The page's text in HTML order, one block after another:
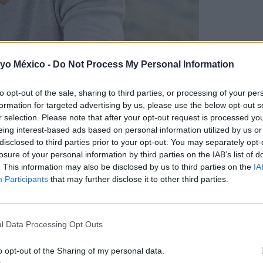
México - Do Not Process My Personal Information
opt-out of the sale, sharing to third parties, or processing of your
for targeted advertising by us, please use the below opt-out
selection. Please note that after your opt-out request is processed
interest-based ads based on personal information utilized by us
to third parties prior to your opt-out. You may separately
of your personal information by third parties on the IAB’s list of
This information may also be disclosed by us to third parties on the
Participants that may further disclose it to other third parties.
Data Processing Opt Outs
opt-out of the Sharing of my personal data.
con una entrega de obsequios confeccionados
difundir en los medios de comunicación de la época:
lo conocemos hoy en día.
y yo te damos un consejo y es que hagas partícipes a
papá:un dibujo, una manualidad, un escrito... Los regalos
otro regalo, que no tiene que ser algo material.
¿Has
ideas que te damos!